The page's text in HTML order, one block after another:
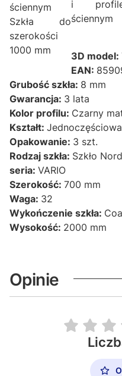
ściennym
Szkła do
szerokości
1000 mm
i
ściennym
3D model:
EAN:
Grubość szkła: 8 mm
Gwarancja: 3 lata
Kolor profilu: Czarny
Kształt:
Opakowanie: 3 szt.
Rodzaj szkła: Szkło
seria: VARIO
Szerokość: 700 mm
Waga: 32
Wykończenie szkła:
Wysokość: 2000 mm
Opinie